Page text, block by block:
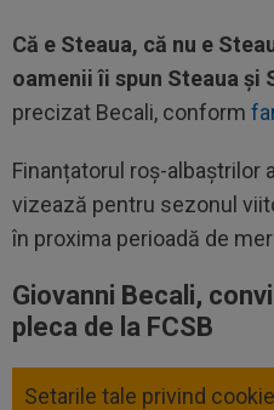
Că e Steaua, că nu e
oamenii îi spun Steaua și
precizat Becali, conform
Finanțatorul roș-albaștrilor
vizează pentru sezonul
în proxima perioadă de
Giovanni Becali,
pleca de la FCSB
Setarile tale privind